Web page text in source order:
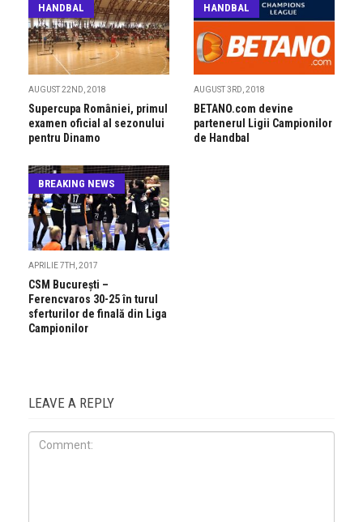
HANDBAL
AUGUST 22ND, 2018
Supercupa României, primul
examen oficial al sezonului
pentru Dinamo
HANDBAL
AUGUST 3RD, 2018
BETANO.com devine
partenerul Ligii Campionilor
de Handbal
BREAKING NEWS
APRILIE 7TH, 2017
CSM Bucureşti –
Ferencvaros 30-25 în turul
sferturilor de finală din Liga
Campionilor
LEAVE A REPLY